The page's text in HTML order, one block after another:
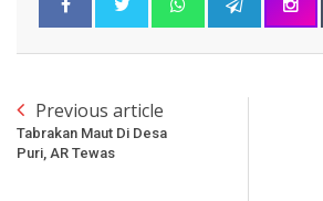
Previous article
Tabrakan Maut Di Desa
Puri, AR Tewas